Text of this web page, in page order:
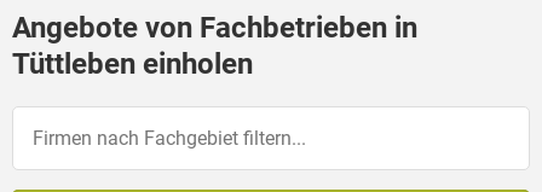
Angebote von Fachbetrieben in
Tüttleben einholen